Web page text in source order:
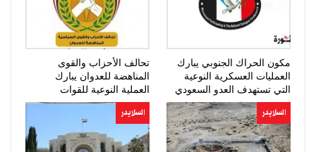
مكون الحراك الجنوبي يبارك
العمليات العسكرية النوعية
التي تستهدف العدو السعودي
تحالف الأحزاب والقوى
المناهضة للعدوان يبارك
العملية النوعية للقوات
المسلحة
السلايدر السلايدر